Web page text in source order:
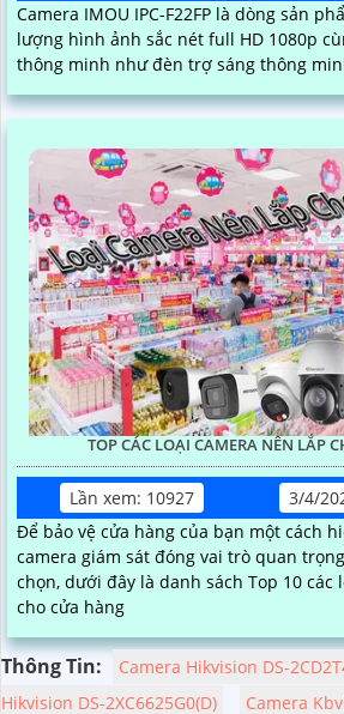
Camera IMOU IPC-F22FP là dòng sản
lượng hình ảnh sắc nét full HD 1080p
thông minh như đèn trợ sáng thông
TOP CÁC LOẠI CAMERA NÊN LẮP
Lần xem: 10927
3/4/
Để bảo vệ cửa hàng của bạn một cách
camera giám sát đóng vai trò quan trọng. Để giúp bạn
chọn, dưới đây là danh sách Top 10 các
cho cửa hàng
Thông Tin: Camera Hikvision DS-
Hikvision DS-2XC6625G0(D)
Camera